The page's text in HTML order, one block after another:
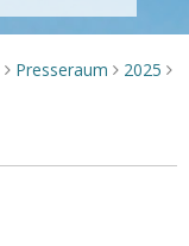
> Presseraum > 2025 >